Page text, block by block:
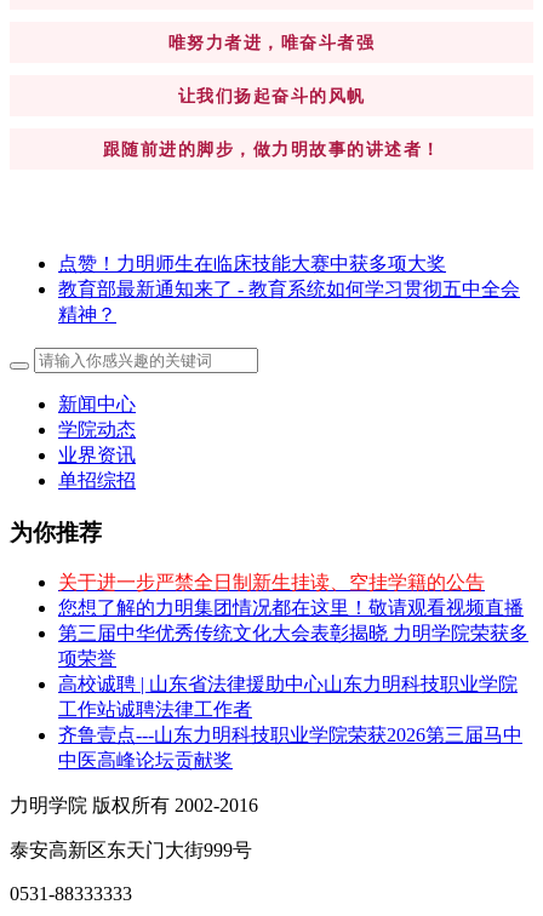
唯努力者进，唯奋斗者强
让我们扬起奋斗的风帆
跟随前进的脚步，做力明故事的讲述者！
点赞！力明师生在临床技能大赛中获多项大奖
教育部最新通知来了 - 教育系统如何学习贯彻五中全会
精神？
新闻中心
学院动态
业界资讯
单招综招
为你推荐
关于进一步严禁全日制新生挂读、空挂学籍的公告
您想了解的力明集团情况都在这里！敬请观看视频直播
第三届中华优秀传统文化大会表彰揭晓 力明学院荣获多
项荣誉
高校诚聘 | 山东省法律援助中心山东力明科技职业学院
工作站诚聘法律工作者
齐鲁壹点---山东力明科技职业学院荣获2026第三届马中
中医高峰论坛贡献奖
力明学院 版权所有 2002-2016
泰安高新区东天门大街999号
0531-88333333